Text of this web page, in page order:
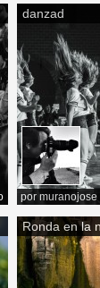
danzad
por muranojose
Ronda en la